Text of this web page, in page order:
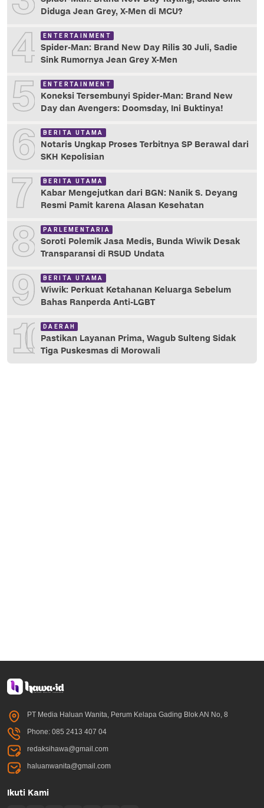
Diduga Jean Grey, X-Men di MCU?
4 ENTERTAINMENT
Spider-Man: Brand New Day Rilis 30 Juli, Sadie
Sink Rumornya Jean Grey X-Men
5 ENTERTAINMENT
Koneksi Tersembunyi Spider-Man: Brand New
Day dan Avengers: Doomsday, Ini Buktinya!
6 BERITA UTAMA
Notaris Ungkap Proses Terbitnya SP Berawal dari
SKH Kepolisian
7 BERITA UTAMA
Kabar Mengejutkan dari BGN: Nanik S. Deyang
Resmi Pamit karena Alasan Kesehatan
8 PARLEMENTARIA
Soroti Polemik Jasa Medis, Bunda Wiwik Desak
Transparansi di RSUD Undata
9 BERITA UTAMA
Wiwik: Perkuat Ketahanan Keluarga Sebelum
Bahas Ranperda Anti-LGBT
10 DAERAH
Pastikan Layanan Prima, Wagub Sulteng Sidak
Tiga Puskesmas di Morowali
PT Media Haluan Wanita, Perum Kelapa Gading Blok AN No, 8
Phone: 085 2413 407 04
redaksihawa@gmail.com
haluanwanita@gmail.com
Ikuti Kami